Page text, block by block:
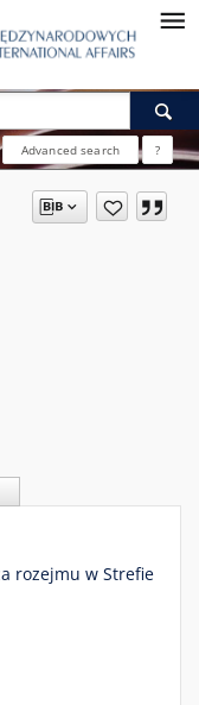
Advanced search ?
rozejmu w Strefie